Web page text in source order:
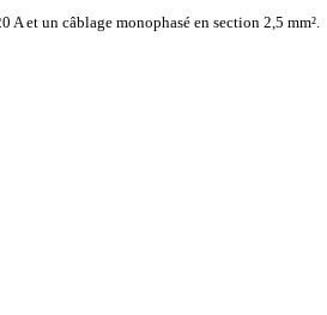
et un câblage monophasé en section 2,5 mm².